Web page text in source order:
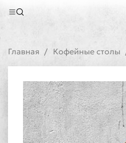
Главная Кофейные столы